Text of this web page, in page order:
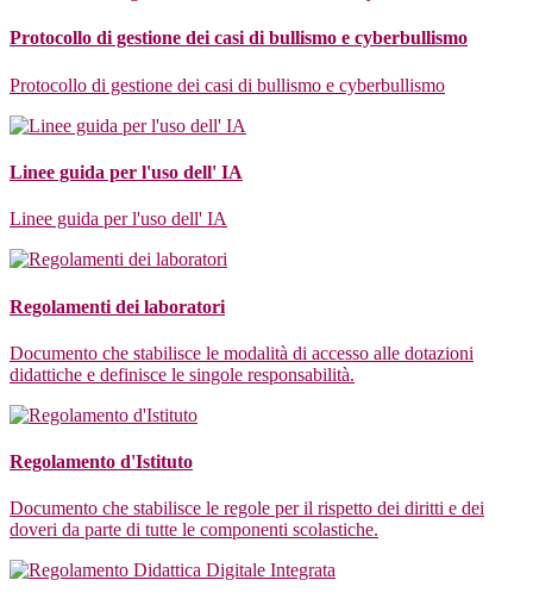
Protocollo di gestione dei casi di bullismo e cyberbullismo
Protocollo di gestione dei casi di bullismo e cyberbullismo
Linee guida per l'uso dell' IA
Linee guida per l'uso dell' IA
Regolamenti dei laboratori
Documento che stabilisce le modalità di accesso alle dotazioni
didattiche e definisce le singole responsabilità.
Regolamento d'Istituto
Documento che stabilisce le regole per il rispetto dei diritti e dei
doveri da parte di tutte le componenti scolastiche.